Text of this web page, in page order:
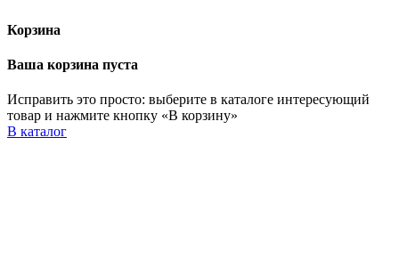
Корзина
Ваша корзина пуста
Исправить это просто: выберите в каталоге интересующий
товар и нажмите кнопку «В корзину»
В каталог